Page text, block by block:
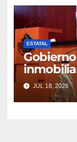
ESTATAL
JUL 18, 2026